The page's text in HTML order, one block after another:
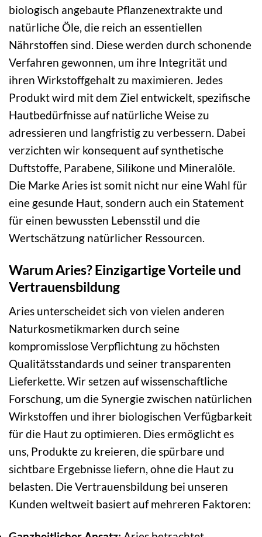
biologisch angebaute Pflanzenextrakte und
natürliche Öle, die reich an essentiellen
Nährstoffen sind. Diese werden durch schonende
Verfahren gewonnen, um ihre Integrität und
ihren Wirkstoffgehalt zu maximieren. Jedes
Produkt wird mit dem Ziel entwickelt, spezifische
Hautbedürfnisse auf natürliche Weise zu
adressieren und langfristig zu verbessern. Dabei
verzichten wir konsequent auf synthetische
Duftstoffe, Parabene, Silikone und Mineralöle.
Die Marke Aries ist somit nicht nur eine Wahl für
eine gesunde Haut, sondern auch ein Statement
für einen bewussten Lebensstil und die
Wertschätzung natürlicher Ressourcen.
Warum Aries? Einzigartige Vorteile und
Vertrauensbildung
Aries unterscheidet sich von vielen anderen
Naturkosmetikmarken durch seine
kompromisslose Verpflichtung zu höchsten
Qualitätsstandards und seiner transparenten
Lieferkette. Wir setzen auf wissenschaftliche
Forschung, um die Synergie zwischen natürlichen
Wirkstoffen und ihrer biologischen Verfügbarkeit
für die Haut zu optimieren. Dies ermöglicht es
uns, Produkte zu kreieren, die spürbare und
sichtbare Ergebnisse liefern, ohne die Haut zu
belasten. Die Vertrauensbildung bei unseren
Kunden weltweit basiert auf mehreren Faktoren: